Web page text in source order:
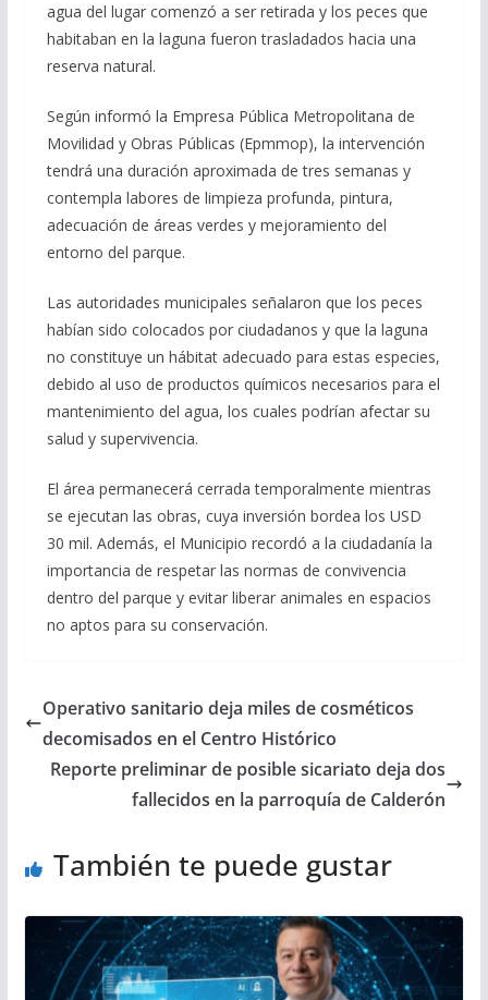
agua del lugar comenzó a ser retirada y los peces que
habitaban en la laguna fueron trasladados hacia una
reserva natural.
Según informó la Empresa Pública Metropolitana de
Movilidad y Obras Públicas (Epmmop), la intervención
tendrá una duración aproximada de tres semanas y
contempla labores de limpieza profunda, pintura,
adecuación de áreas verdes y mejoramiento del
entorno del parque.
Las autoridades municipales señalaron que los peces
habían sido colocados por ciudadanos y que la laguna
no constituye un hábitat adecuado para estas especies,
debido al uso de productos químicos necesarios para el
mantenimiento del agua, los cuales podrían afectar su
salud y supervivencia.
El área permanecerá cerrada temporalmente mientras
se ejecutan las obras, cuya inversión bordea los USD
30 mil. Además, el Municipio recordó a la ciudadanía la
importancia de respetar las normas de convivencia
dentro del parque y evitar liberar animales en espacios
no aptos para su conservación.
Operativo sanitario deja miles de cosméticos
decomisados en el Centro Histórico
Reporte preliminar de posible sicariato deja dos
fallecidos en la parroquía de Calderón
También te puede gustar